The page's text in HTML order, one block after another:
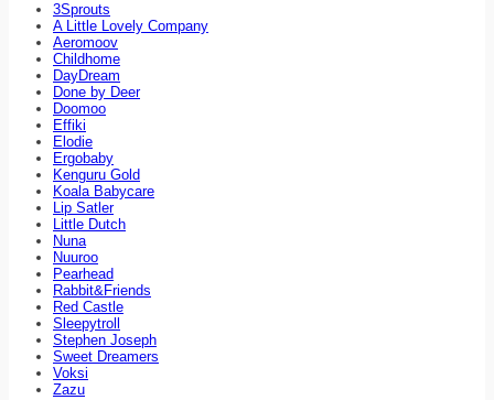
3Sprouts
A Little Lovely Company
Aeromoov
Childhome
DayDream
Done by Deer
Doomoo
Effiki
Elodie
Ergobaby
Kenguru Gold
Koala Babycare
Lip Satler
Little Dutch
Nuna
Nuuroo
Pearhead
Rabbit&Friends
Red Castle
Sleepytroll
Stephen Joseph
Sweet Dreamers
Voksi
Zazu